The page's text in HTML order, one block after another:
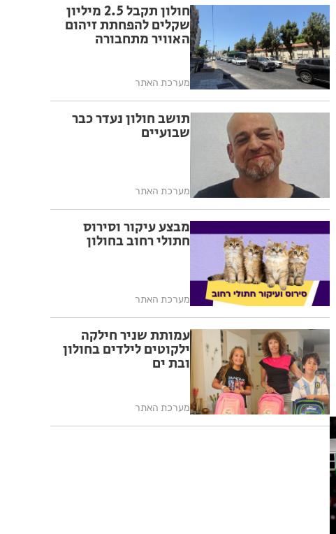
חולון תקבל 2.5 מיליון
שקלים להפחתת זיהום
האוויר מתחבורה
מערכת האתר
תושב חולון נעדר כבר
שבועיים
מערכת האתר
מבצע עיקור וסירוס
חתולי רחוב בחולון
מערכת האתר
עמותת שניר חילקה
ילקוטים לילדים בחולון
ובת ים
מערכת האתר